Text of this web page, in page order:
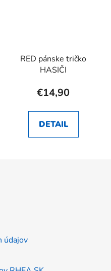
RED pánske tričko
HASIČI
€14,90
DETAIL
údajov